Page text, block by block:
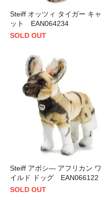
Steiff オッツィ タイガー キャ
ット EAN064234
SOLD OUT
Steiff アボシ― アフリカン ワ
イルド ドッグ EAN066122
SOLD OUT